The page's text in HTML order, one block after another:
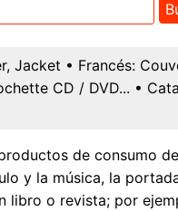
Jacket • Francés:
CD / DVD... •
de consumo
y la música, la
libro o revista; por